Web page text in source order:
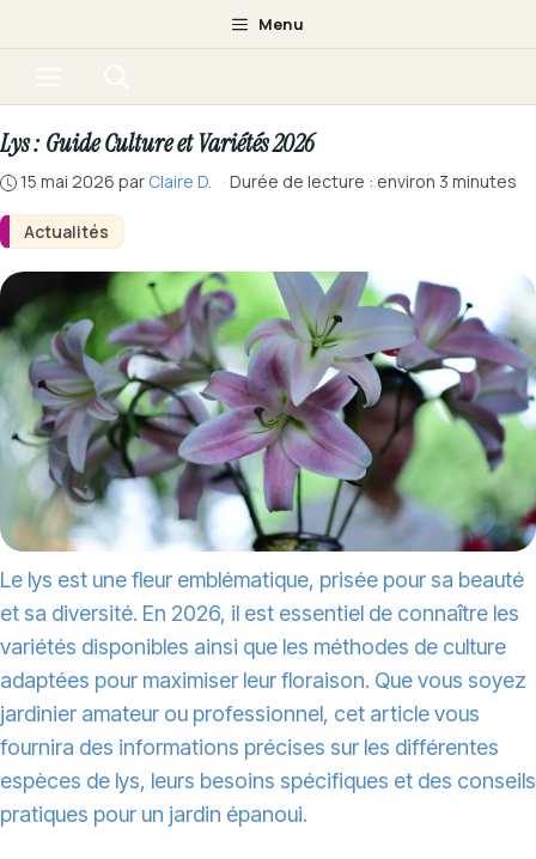
au
Menu
Actualités
Lys : Guide Culture et Variétés 2026
15 mai 2026 par Claire D. · Durée de lecture : environ 3 minutes
Le lys est une fleur emblématique, prisée pour sa beauté
et sa diversité. En 2026, il est essentiel de connaître les
variétés disponibles ainsi que les méthodes de culture
adaptées pour maximiser leur floraison. Que vous soyez
jardinier amateur ou professionnel, cet article vous
fournira des informations précises sur les différentes
espèces de lys, leurs besoins spécifiques et des conseils
pratiques pour un jardin épanoui.